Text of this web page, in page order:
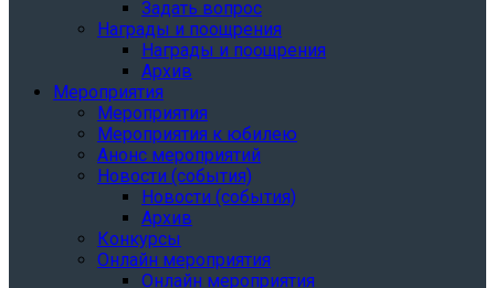
Задать вопрос
Награды и поощрения
Награды и поощрения
Архив
Мероприятия
Мероприятия
Мероприятия к юбилею
Анонс мероприятий
Новости (события)
Новости (события)
Архив
Конкурсы
Онлайн мероприятия
Онлайн мероприятия